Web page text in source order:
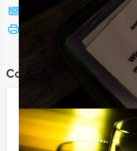
Bel mij terug
Bekijk printbare versie
Combineer dit uitje met:
Hunted
Vanaf€ 62,50
Vanaf 12